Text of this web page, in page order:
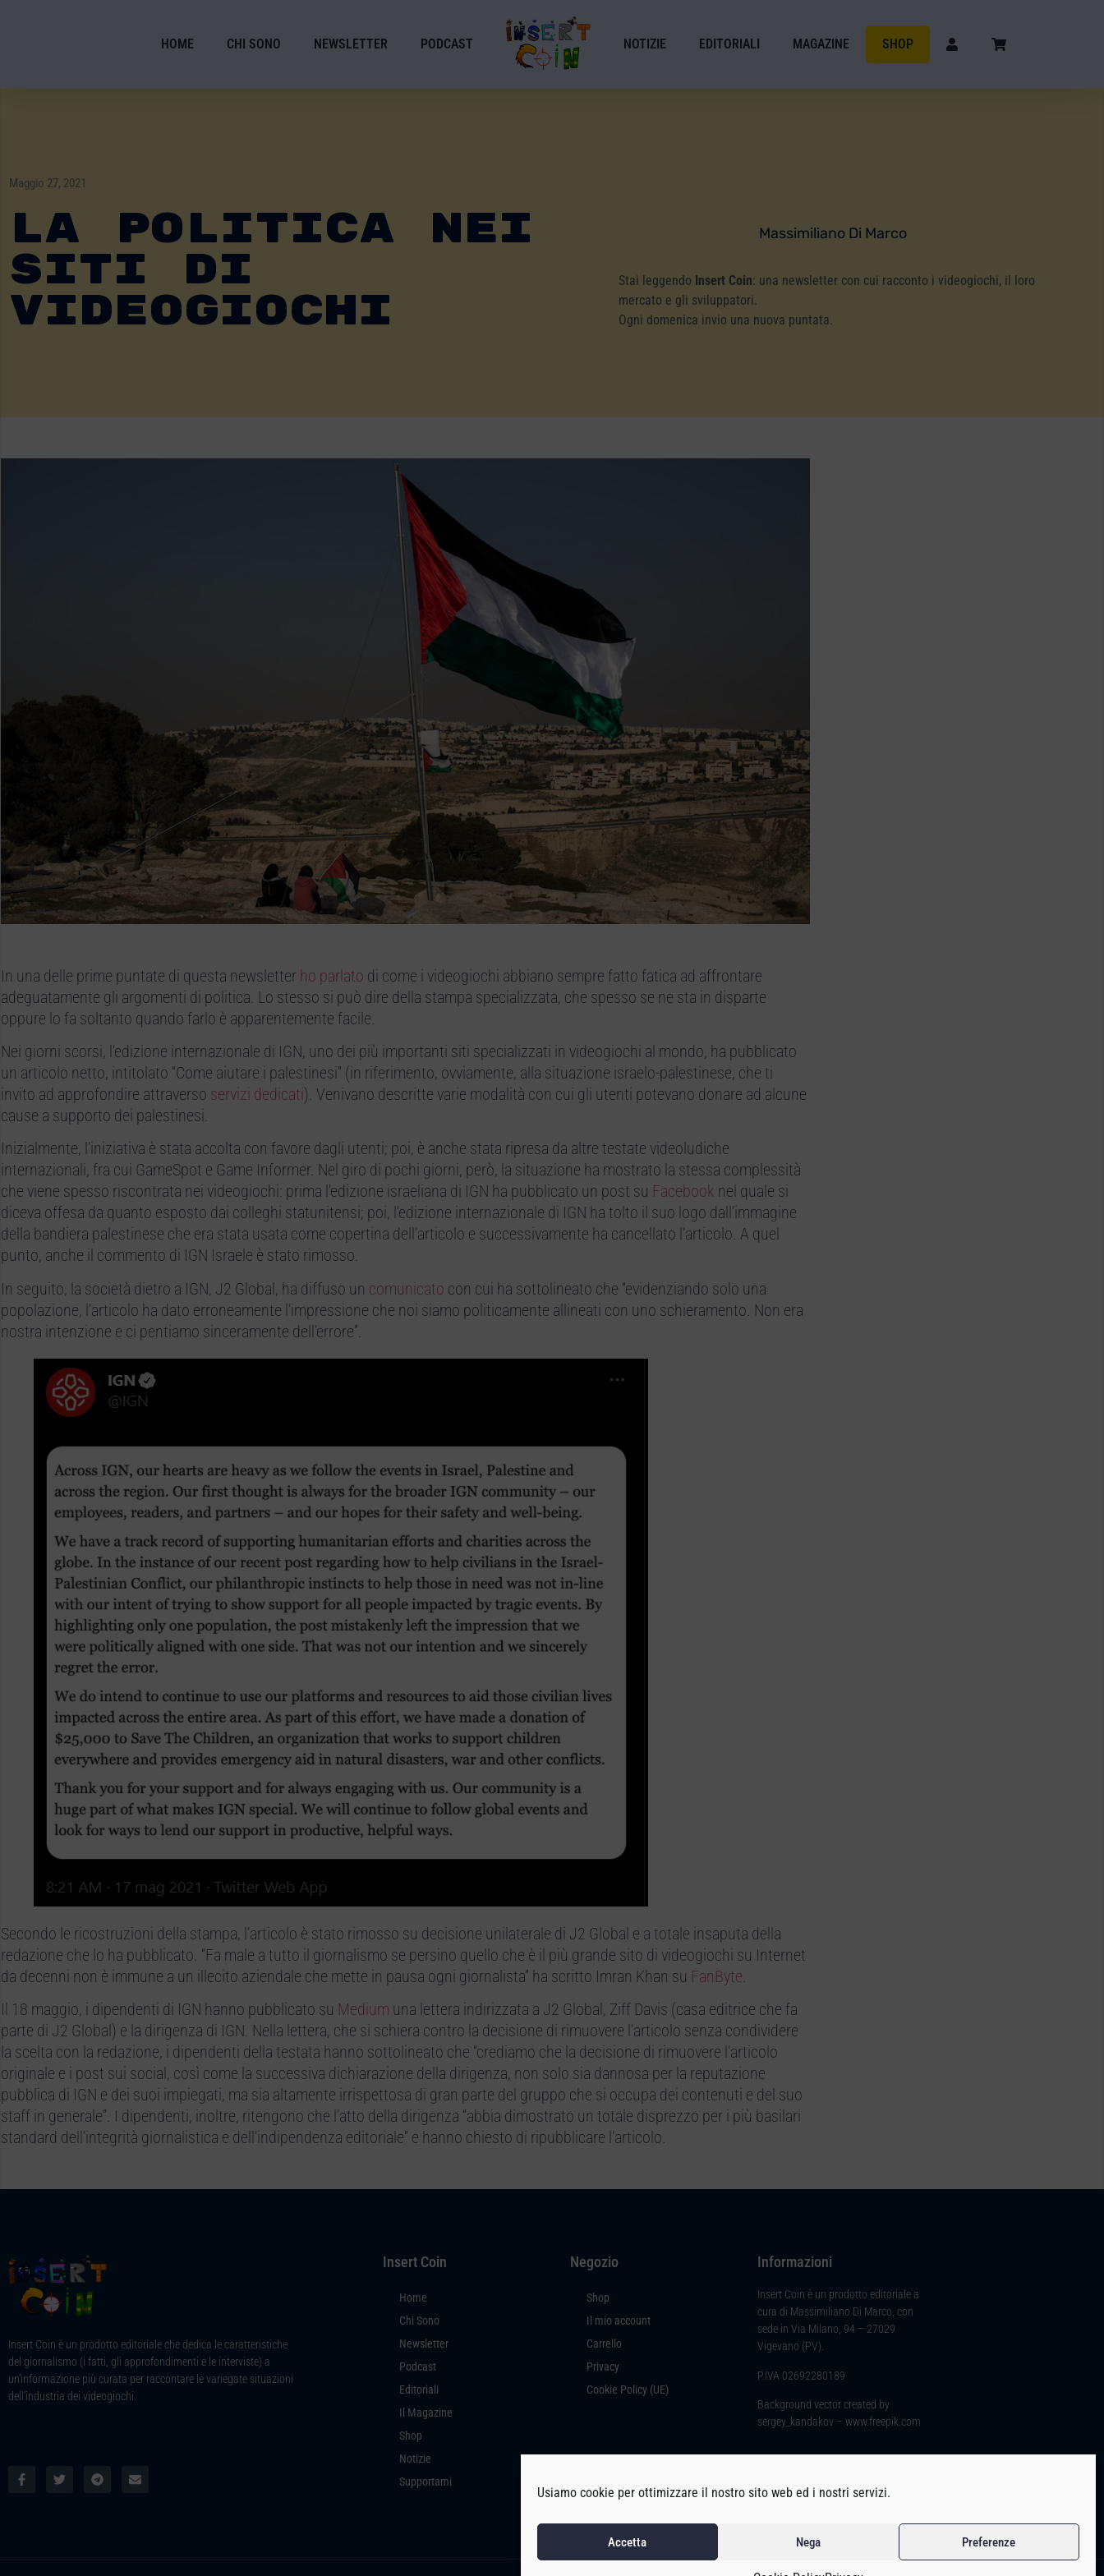
Usiamo cookie per ottimizzare il nostro sito web ed i nostri servizi.
Accetta Nega Preferenze
HOME CHI SONO NEWSLETTER PODCAST NOTIZIE EDITORIALI MAGAZINE SHOP
Maggio 27, 2021
La Politica Nei
Siti Di
Videogiochi
Massimiliano Di Marco
Stai leggendo Insert Coin: una newsletter con cui racconto i videogiochi, il loro
mercato e gli sviluppatori.
Ogni domenica invio una nuova puntata.
In una delle prime puntate di questa newsletter ho parlato di come i videogiochi abbiano sempre fatto fatica ad affrontare
adeguatamente gli argomenti di politica. Lo stesso si può dire della stampa specializzata, che spesso se ne sta in disparte
oppure lo fa soltanto quando farlo è apparentemente facile.
Nei giorni scorsi, l’edizione internazionale di IGN, uno dei più importanti siti specializzati in videogiochi al mondo, ha pubblicato
un articolo netto, intitolato “Come aiutare i palestinesi” (in riferimento, ovviamente, alla situazione israelo-palestinese, che ti
invito ad approfondire attraverso servizi dedicati). Venivano descritte varie modalità con cui gli utenti potevano donare ad alcune
cause a supporto dei palestinesi.
Inizialmente, l’iniziativa è stata accolta con favore dagli utenti; poi, è anche stata ripresa da altre testate videoludiche
internazionali, fra cui GameSpot e Game Informer. Nel giro di pochi giorni, però, la situazione ha mostrato la stessa complessità
che viene spesso riscontrata nei videogiochi: prima l’edizione israeliana di IGN ha pubblicato un post su Facebook nel quale si
diceva offesa da quanto esposto dai colleghi statunitensi; poi, l’edizione internazionale di IGN ha tolto il suo logo dall’immagine
della bandiera palestinese che era stata usata come copertina dell’articolo e successivamente ha cancellato l’articolo. A quel
punto, anche il commento di IGN Israele è stato rimosso.
In seguito, la società dietro a IGN, J2 Global, ha diffuso un comunicato con cui ha sottolineato che “evidenziando solo una
popolazione, l’articolo ha dato erroneamente l’impressione che noi siamo politicamente allineati con uno schieramento. Non era
nostra intenzione e ci pentiamo sinceramente dell’errore”.
Secondo le ricostruzioni della stampa, l’articolo è stato rimosso su decisione unilaterale di J2 Global e a totale insaputa della
redazione che lo ha pubblicato. “Fa male a tutto il giornalismo se persino quello che è il più grande sito di videogiochi su Internet
da decenni non è immune a un illecito aziendale che mette in pausa ogni giornalista” ha scritto Imran Khan su FanByte.
Il 18 maggio, i dipendenti di IGN hanno pubblicato su Medium una lettera indirizzata a J2 Global, Ziff Davis (casa editrice che fa
parte di J2 Global) e la dirigenza di IGN. Nella lettera, che si schiera contro la decisione di rimuovere l’articolo senza condividere
la scelta con la redazione, i dipendenti della testata hanno sottolineato che “crediamo che la decisione di rimuovere l’articolo
originale e i post sui social, così come la successiva dichiarazione della dirigenza, non solo sia dannosa per la reputazione
pubblica di IGN e dei suoi impiegati, ma sia altamente irrispettosa di gran parte del gruppo che si occupa dei contenuti e del suo
staff in generale”. I dipendenti, inoltre, ritengono che l’atto della dirigenza “abbia dimostrato un totale disprezzo per i più basilari
standard dell’integrità giornalistica e dell’indipendenza editoriale” e hanno chiesto di ripubblicare l’articolo.
Insert Coin è un prodotto editoriale che dedica le caratteristiche
del giornalismo (i fatti, gli approfondimenti e le interviste) a
un’informazione più curata per raccontare le variegate situazioni
dell’industria dei videogiochi.
Insert Coin
Home
Chi Sono
Newsletter
Podcast
Editoriali
Il Magazine
Shop
Notizie
Supportami
Negozio
Shop
Il mio account
Carrello
Privacy
Cookie Policy (UE)
Informazioni
Insert Coin è un prodotto editoriale a
cura di Massimiliano Di Marco, con
sede in Via Milano, 94 – 27029
Vigevano (PV).
P.IVA 02692280189
Background vector created by
sergey_kandakov – www.freepik.com